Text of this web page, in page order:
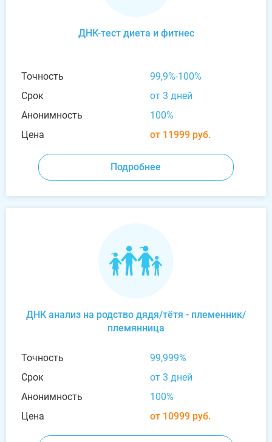
ДНК-тест диета и фитнес
Точность
99,9%-100%
Срок
от 3 дней
Анонимность
100%
Цена
от 11999 руб.
Подробнее
ДНК анализ на родство дядя/тётя - племенник/
племянница
Точность
99,999%
Срок
от 3 дней
Анонимность
100%
Цена
от 10999 руб.